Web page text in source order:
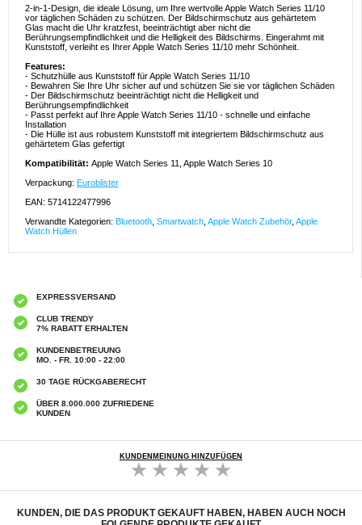
2-in-1-Design, die ideale Lösung, um Ihre wertvolle Apple Watch Series 11/10
vor täglichen Schäden zu schützen. Der Bildschirmschutz aus gehärtetem
Glas macht die Uhr kratzfest, beeinträchtigt aber nicht die
Berührungsempfindlichkeit und die Helligkeit des Bildschirms. Eingerahmt mit
Kunststoff, verleiht es Ihrer Apple Watch Series 11/10 mehr Schönheit.
Features:
- Schutzhülle aus Kunststoff für Apple Watch Series 11/10
- Bewahren Sie Ihre Uhr sicher auf und schützen Sie sie vor täglichen Schäden
- Der Bildschirmschutz beeinträchtigt nicht die Helligkeit und
Berührungsempfindlichkeit
- Passt perfekt auf Ihre Apple Watch Series 11/10 - schnelle und einfache
Installation
- Die Hülle ist aus robustem Kunststoff mit integriertem Bildschirmschutz aus
gehärtetem Glas gefertigt
Kompatibilität: Apple Watch Series 11, Apple Watch Series 10
Verpackung: Euroblister
EAN: 5714122477996
Verwandte Kategorien: Bluetooth Smartwatch Apple Watch Zubehör, Apple
Watch Hüllen
EXPRESSVERSAND
CLUB TRENDY
7% RABATT ERHALTEN
KUNDENBETREUUNG
MO. - FR. 10:00 - 22:00
30 TAGE RÜCKGABERECHT
ÜBER 8.000.000 ZUFRIEDENE
KUNDEN
KUNDENMEINUNG HINZUFÜGEN
KUNDEN, DIE DAS PRODUKT GEKAUFT HABEN, HABEN AUCH NOCH